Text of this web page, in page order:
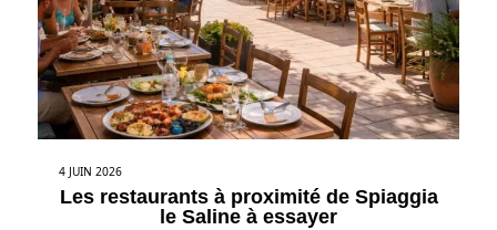
4 JUIN 2026
Les restaurants à proximité de Spiaggia
le Saline à essayer